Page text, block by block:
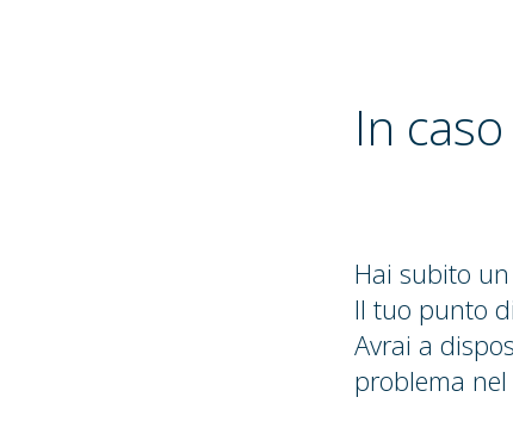
In
Hai subito
Il tuo punto
Avrai a
problema